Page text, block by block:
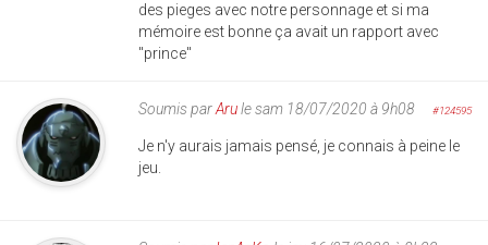
des pieges avec notre personnage et si ma
mémoire est bonne ça avait un rapport avec
"prince"
Soumis parArule sam 18/07/2020 à 9h08 #124595
Je n'y aurais jamais pensé, je connais à peine le
jeu.